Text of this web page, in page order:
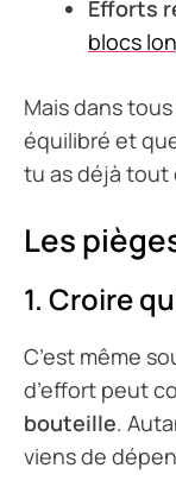
Efforts
blocs
Mais dans
équilibré et
tu as déjà tout
Les
1. Croire
C’est même
d’effort peut
bouteille.
viens de